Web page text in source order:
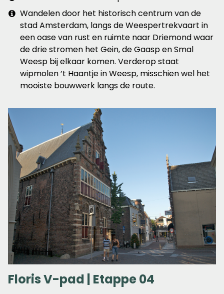
&
plaats
Extra
info
Wandelen door het historisch centrum van de
stad Amsterdam, langs de Weespertrekvaart in
een oase van rust en ruimte naar Driemond waar
de drie stromen het Gein, de Gaasp en Smal
Weesp bij elkaar komen. Verderop staat
wipmolen ’t Haantje in Weesp, misschien wel het
mooiste bouwwerk langs de route.
Floris V-pad | Etappe 04